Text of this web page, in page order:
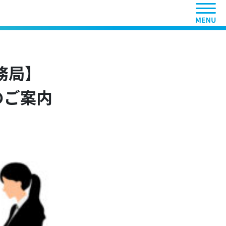
ヘッ
】
案内